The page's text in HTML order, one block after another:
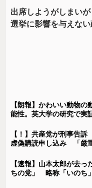
出席しようがしまいが
選挙に影響を与えな
【朗報】かわいい動物
能性。英大学の研究で実
【！】共産党が刑事告
虚偽購読申し込み 「厳
【速報】山本太郎が去
ちの党」 略称「いのち」